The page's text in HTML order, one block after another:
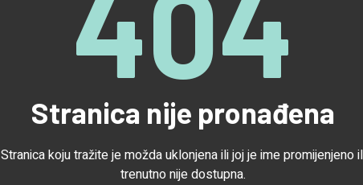
Stranica nije pronađena
Stranica koju tražite je možda uklonjena ili joj je ime promijenjeno
trenutno nije dostupna.